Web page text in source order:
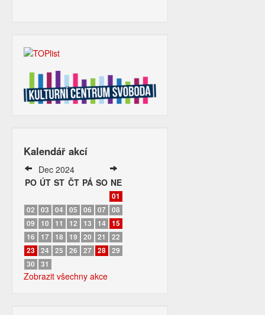
Kalendář akcí
Dec 2024
PO ÚT ST ČT PÁ SO NE
01
02
03 04 05 06 07 08
09
10 11 12 13 14
15
16
17 18 19 20 21
22
23
24 25 26 27 28 29
30
31
Zobrazit všechny akce